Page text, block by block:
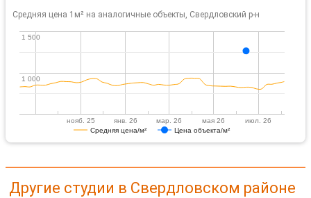
Средняя цена 1м² на аналогичные объекты, Свердловский р-н
Средняя цена/м² Цена объекта/м²
нояб. 25 янв. 26 мар. 26 мая 26 июл. 26
1 000
1 000
1 500
1 500
Другие студии в Свердловском районе